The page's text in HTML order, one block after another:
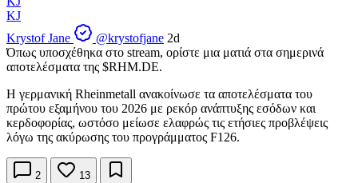
KJ
Krystof Jane
@krystofjane 2d
Όπως υποσχέθηκα στο stream, ορίστε μια ματιά στα σημερινά
αποτελέσματα της $RHM.DE.
Η γερμανική Rheinmetall ανακοίνωσε τα αποτελέσματα του
πρώτου εξαμήνου του 2026 με ρεκόρ ανάπτυξης εσόδων και
κερδοφορίας, ωστόσο μείωσε ελαφρώς τις ετήσιες προβλέψεις
λόγω της ακύρωσης του προγράμματος F126.
2 13